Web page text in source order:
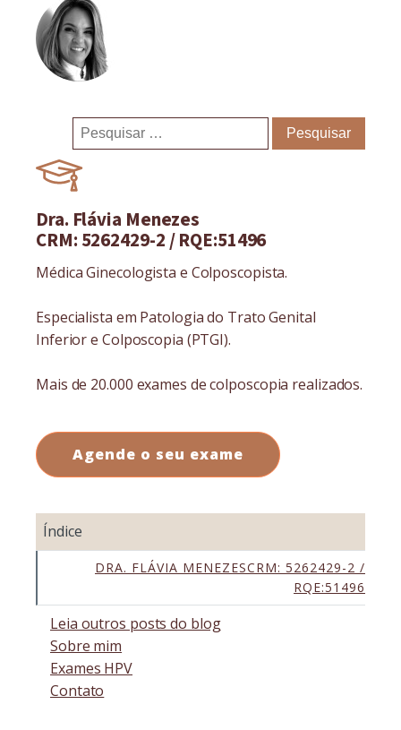
Pesquisar
por:
Dra. Flávia Menezes
CRM: 5262429-2 / RQE:51496
Médica Ginecologista e Colposcopista.
Especialista em Patologia do Trato Genital
Inferior e Colposcopia (PTGI).
Mais de 20.000 exames de colposcopia realizados.
Agende o seu exame
Índice
DRA. FLÁVIA MENEZESCRM: 5262429-2 /
RQE:51496
Leia outros posts do blog
Sobre mim
Exames HPV
Contato